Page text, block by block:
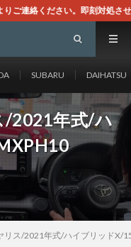
処させて頂きます。なお、
SUBARU DAIHATSU
/2021年式/ハ
リス/2021年式/ハイブリッドX/